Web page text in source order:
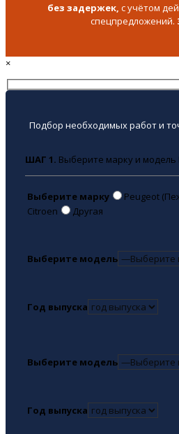
без задержек, с учётом
спецпредложений.
×
Подбор необходимых работ и
ШАГ 1. Выберите марку и
Выберите марку Peugeot
Citroen
Другая
Выберите модель
Год выпуска
Выберите модель
Год выпуска